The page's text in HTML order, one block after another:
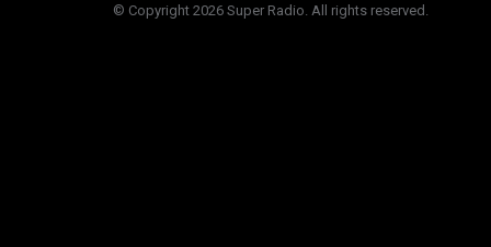
© Copyright 2026 Super Radio. All rights reserved.